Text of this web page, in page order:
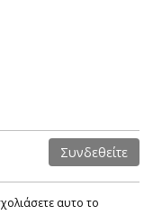
Συνδεθείτε
αυτο το